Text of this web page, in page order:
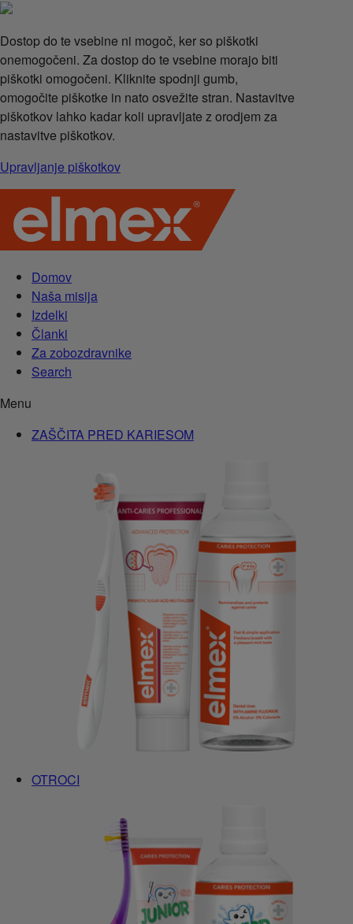
Dostop do te vsebine ni mogoč, ker so piškotki
onemogočeni. Za dostop do te vsebine morajo biti
piškotki omogočeni. Kliknite spodnji gumb,
omogočite piškotke in nato osvežite stran. Nastavitve
piškotkov lahko kadar koli upravljate z orodjem za
nastavitve piškotkov.
Upravljanje piškotkov
Domov
Naša misija
Izdelki
Članki
Za zobozdravnike
Search
Menu
ZAŠČITA PRED KARIESOM
OTROCI